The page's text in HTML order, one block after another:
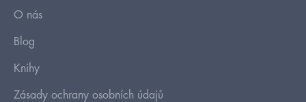
O nás
Blog
Knihy
Zásady ochrany osobních údajů